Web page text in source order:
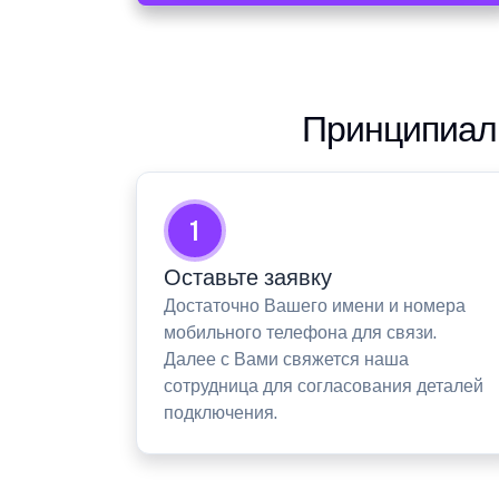
1
Оставьте заявку
Достаточно Вашего имени и номера
мобильного телефона для связи.
Далее с Вами свяжется наша
сотрудница для согласования деталей
подключения.